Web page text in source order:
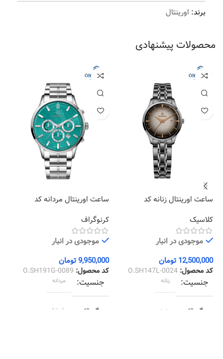
برند: اورینتال
محصولات پیشنهادی
ساعت اورینتال زنانه کد
کلاسیک
موجودی در انبار
12,500,000 تومان
کد محصول: O.SH147L-0024
جنسیت زنانه
رنگ قاب دودی
ساعت اورینتال مردانه کد
کرنوگراف
موجودی در انبار
9,950,000تومان
کد محصول: O.SH191G-0089
جنسیت مردانه
رنگ قاب استیل